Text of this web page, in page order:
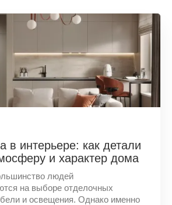
в интерьере: как детали
и характер дома
людей
на выборе отделочных
и освещения. Однако именно